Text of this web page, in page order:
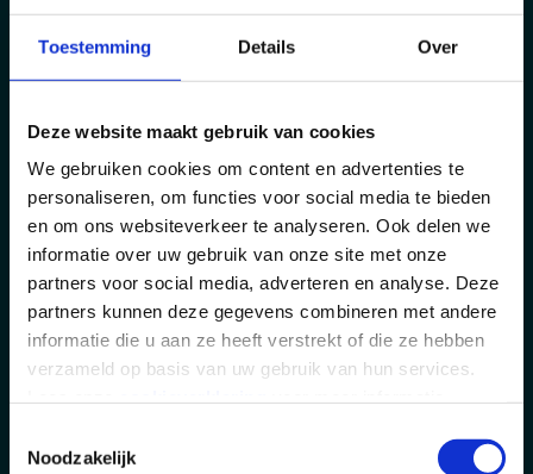
Toestemming Details Over
Deze website maakt gebruik van cookies
We gebruiken cookies om content en advertenties te
personaliseren, om functies voor social media te bieden
en om ons websiteverkeer te analyseren. Ook delen we
informatie over uw gebruik van onze site met onze
partners voor social media, adverteren en analyse. Deze
partners kunnen deze gegevens combineren met andere
informatie die u aan ze heeft verstrekt of die ze hebben
verzameld op basis van uw gebruik van hun services.
Noodzakelijk
op het vinden van een voor jou geschikte opdracht.
Je kan hiertegen steeds bezwaar maken volgens de
voorwaarden zoals beschreven bij ‘recht op bezwaar’
Welke persoonsgegevens verwerken wij?
Identificatie- en contactgegevens
Andere gegevens zoals mogelijks vermeld
op je CV:
Persoonlijke kenmerken
Sociale contacten